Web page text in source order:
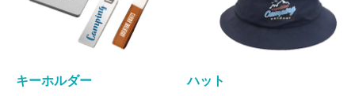
キーホルダー ハット